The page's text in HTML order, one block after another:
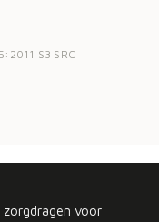
S3 SRC
zorgdragen voor